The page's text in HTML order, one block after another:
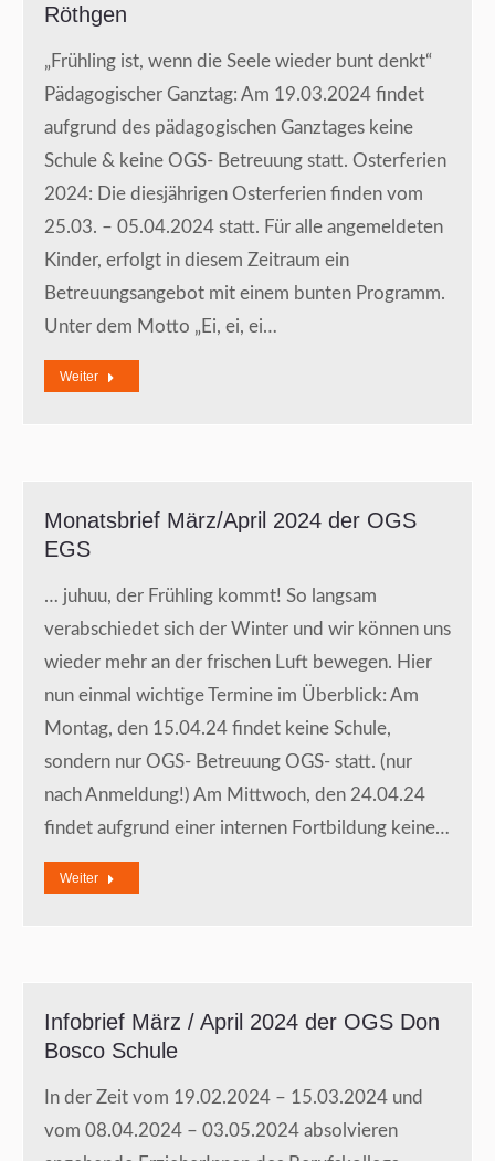
Röthgen
„Frühling ist, wenn die Seele wieder bunt denkt“
Pädagogischer Ganztag: Am 19.03.2024 findet
aufgrund des pädagogischen Ganztages keine
Schule & keine OGS- Betreuung statt. Osterferien
2024: Die diesjährigen Osterferien finden vom
25.03. – 05.04.2024 statt. Für alle angemeldeten
Kinder, erfolgt in diesem Zeitraum ein
Betreuungsangebot mit einem bunten Programm.
Unter dem Motto „Ei, ei, ei…
Weiter
Monatsbrief März/April 2024 der OGS
EGS
… juhuu, der Frühling kommt! So langsam
verabschiedet sich der Winter und wir können uns
wieder mehr an der frischen Luft bewegen. Hier
nun einmal wichtige Termine im Überblick: Am
Montag, den 15.04.24 findet keine Schule,
sondern nur OGS- Betreuung OGS- statt. (nur
nach Anmeldung!) Am Mittwoch, den 24.04.24
findet aufgrund einer internen Fortbildung keine…
Weiter
Infobrief März / April 2024 der OGS Don
Bosco Schule
In der Zeit vom 19.02.2024 – 15.03.2024 und
vom 08.04.2024 – 03.05.2024 absolvieren